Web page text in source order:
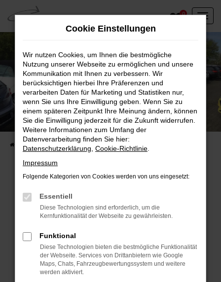
Zum
Hauptinhalt
springen
0
Unser Fahrzeugbestand vor Ort
Entdecken Sie unsere sofort verfügbaren
Fahrzeugangebote
Fehler: Network Error
Beim Laden ist ein Fehler aufgetreten.
Hier sind ein paar Tipps, die dir helfen können:
Überprüfe deine Firewall und deine
Internetverbindung.
Laden andere Webseiten, zum Beispiel deine
Suchmaschine?
Cookie Einstellungen
Wir nutzen Cookies, um Ihnen die bestmögliche
Nutzung unserer Webseite zu ermöglichen und unsere
Kommunikation mit Ihnen zu verbessern. Wir
berücksichtigen hierbei Ihre Präferenzen und
verarbeiten Daten für Marketing und Statistiken nur,
wenn Sie uns Ihre Einwilligung geben. Wenn Sie zu
einem späteren Zeitpunkt Ihre Meinung ändern, können
Sie die Einwilligung jederzeit für die Zukunft widerrufen.
Weitere Informationen zum Umfang der
Datenverarbeitung finden Sie hier:
Datenschutzerklärung Cookie-Richtlinie
Impressum
Folgende Kategorien von Cookies werden von uns eingesetzt:
Essentiell
Diese Technologien sind erforderlich, um die
Kernfunktionalität der Webseite zu gewährleisten.
Funktional
Diese Technologien bieten die bestmögliche Funktionalität
der Webseite. Services von Drittanbietern wie Google
Maps, Chats, Fahrzeugbewertungssystem und weitere
werden aktiviert.